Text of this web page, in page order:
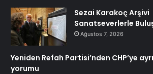
Sezai Karakoç Arşivi
Sanatseverlerle
Ağustos 7, 2026
Yeniden Refah Partisi’nden CHP’ye
yorumu